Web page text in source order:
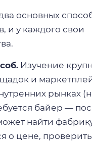
основных
и у каждого свои
Изучение
и
рынках
байер —
найти
о цене,